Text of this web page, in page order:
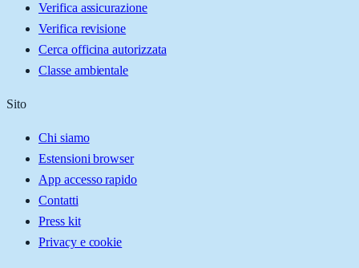
Verifica assicurazione
Verifica revisione
Cerca officina autorizzata
Classe ambientale
Sito
Chi siamo
Estensioni browser
App accesso rapido
Contatti
Press kit
Privacy e cookie